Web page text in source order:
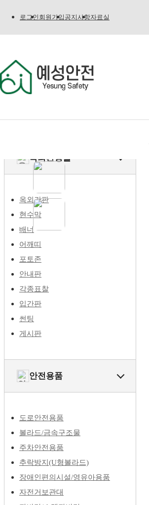
로그인 회원가입 공지사항자료실
옥외환경물
옥외간판
현수막
배너
어깨띠
포토존
안내판
각종표찰
입간판
썬팅
게시판
안전용품
도로안전용품
볼라드/금속구조물
주차안전용품
추락방지(U형볼라드)
장애인편의시설/영유아용품
자전거보관대